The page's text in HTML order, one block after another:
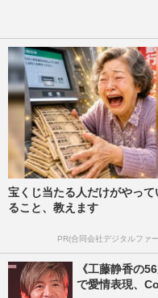
宝くじ当たる人だけがやって
ること、教えます
PR(合同会社デジタルファ
《工藤静香の
で愛情表現、